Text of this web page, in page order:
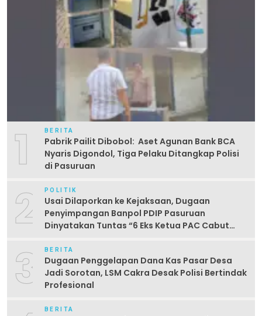
1 BERITA
Pabrik Pailit Dibobol: Aset Agunan Bank BCA
Nyaris Digondol, Tiga Pelaku Ditangkap Polisi
di Pasuruan
2 POLITIK
Usai Dilaporkan ke Kejaksaan, Dugaan
Penyimpangan Banpol PDIP Pasuruan
Dinyatakan Tuntas “6 Eks Ketua PAC Cabut
3 BERITA
Dugaan Penggelapan Dana Kas Pasar Desa
Jadi Sorotan, LSM Cakra Desak Polisi Bertindak
Profesional
BERITA